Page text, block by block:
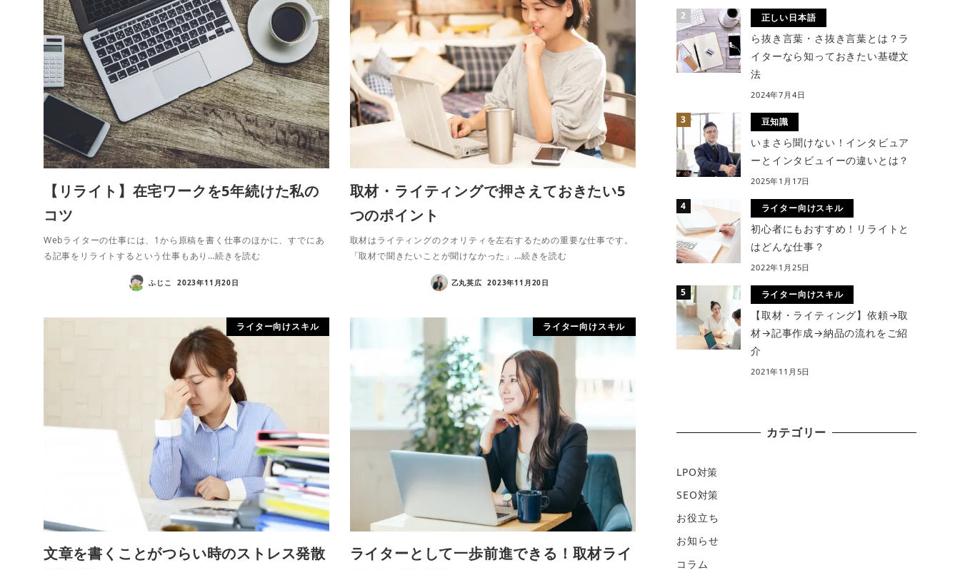
【リライト】在宅ワークを5年続けた私の
コツ
Webライターの仕事には、1から原稿を書く仕事のほかに、すでにあ
る記事をリライトするという仕事もあり…続きを読む
ふじこ 2023年11月20日
取材・ライティングで押さえておきたい5
つのポイント
取材はライティングのクオリティを左右するための重要な仕事です。
「取材で聞きたいことが聞けなかった」…続きを読む
乙丸英広 2023年11月20日
ライター向けスキル
文章を書くことがつらい時のストレス発散
ライター向けスキル
ライターとして一歩前進できる！取材ライ
正しい日本語
ら抜き言葉・さ抜き言葉とは？ラ
イターなら知っておきたい基礎文
法
2024年7月4日
豆知識
いまさら聞けない！インタビュア
ーとインタビュイーの違いとは？
2025年1月17日
ライター向けスキル
初心者にもおすすめ！リライトと
はどんな仕事？
2022年1月25日
ライター向けスキル
【取材・ライティング】依頼→取
材→記事作成→納品の流れをご紹
介
2021年11月5日
カテゴリー
LPO対策
SEO対策
お役立ち
お知らせ
コラム